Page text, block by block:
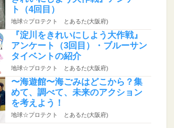
ト（4回目）
地球☆プロテクト とあるた(大阪府)
『淀川をきれいにしよう大作戦』
アンケート（3回目）・ブルーサン
タイベントの紹介
地球☆プロテクト とあるた(大阪府)
〜海遊館〜海ごみはどこから？集
めて、調べて、未来のアクション
を考えよう！
地球☆プロテクト とあるた(大阪府)